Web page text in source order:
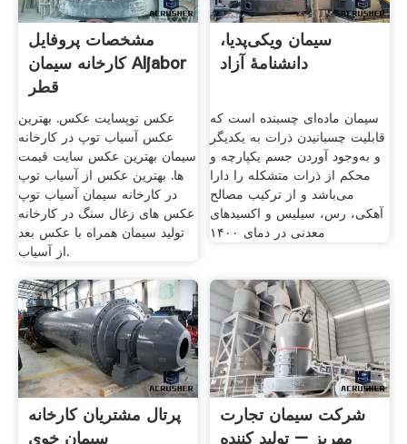
مشخصات پروفایل
کارخانه سیمان Aljabor
قطر
عکس توپسایت عکس. بهترین
عکس آسیاب توپ در کارخانه
سیمان بهترین عکس سایت قیمت
ها. بهترین عکس از آسیاب توپ
در کارخانه سیمان آسیاب توپ
عکس های زغال سنگ در کارخانه
تولید سیمان همراه با عکس بعد
از آسیاب.
سیمان ویکی‌پدیا،
دانشنامهٔ آزاد
سیمان ماده‌ای چسبنده است که
قابلیت چسبانیدن ذرات به یکدیگر
و به‌وجود آوردن جسم یکپارچه و
محکم از ذرات متشکله را دارا
می‌باشد و از ترکیب مصالح
آهکی، رس، سیلیس و اکسیدهای
معدنی در دمای ۱۴۰۰
پرتال مشتریان کارخانه
سیمان خوی
شرکت سیمان تجارت
مهریز – تولید کننده